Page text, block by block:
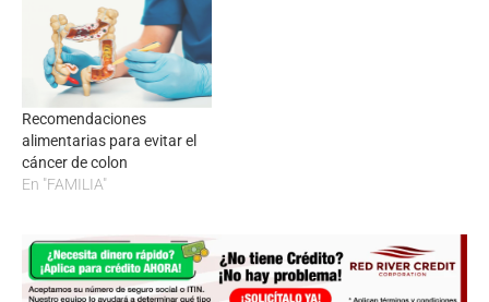
Recomendaciones
alimentarias para evitar el
cáncer de colon
En "FAMILIA"